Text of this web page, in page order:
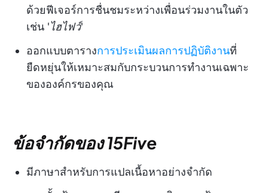
ด้วยฟีเจอร์การชื่นชมระหว่างเพื่อนร่วมงานในตัว
เช่น 'ไฮไฟว์'
ออกแบบตารางการประเมินผลการปฏิบัติงานที่
ยืดหยุ่นให้เหมาะสมกับกระบวนการทำงานเฉพาะ
ขององค์กรของคุณ
ข้อจำกัดของ 15Five
มีภาษาสำหรับการแปลเนื้อหาอย่างจำกัด